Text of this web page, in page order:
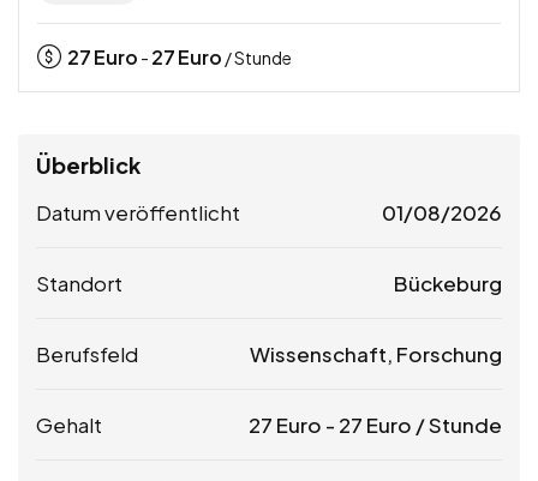
27Euro - 27Euro / Stunde
Überblick
Datum veröffentlicht 01/08/2026
Standort Bückeburg
Berufsfeld Wissenschaft, Forschung
Gehalt 27 Euro - 27 Euro / Stunde